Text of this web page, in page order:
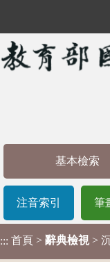
基本檢索
注音索引 筆
::: 首頁 > 辭典檢視 >